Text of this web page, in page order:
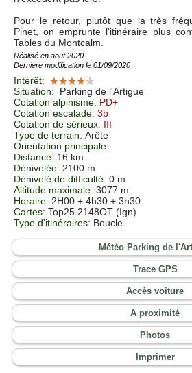
Pour le retour, plutôt que la très
Pinet, on emprunte l'itinéraire plus
Tables du Montcalm.
Réalisé en aout 2020
Dernière modification le 01/09/2020
Intérêt:
Situation:
Parking de l'Artigue
Cotation alpinisme: PD+
Cotation escalade: 3b
Cotation de sérieux: III
Type de terrain: Arête
Orientation principale:
Distance: 16 km
Dénivelée: 2100 m
Dénivelé de difficulté: 0 m
Altitude maximale: 3077 m
Horaire: 2H00 + 4h30 + 3h30
Cartes: Top25 2148OT (Ign)
Type d'itinéraires: Boucle
Météo Parking de
Trace GPS
Accès voiture
A proximité
Photos
Imprimer